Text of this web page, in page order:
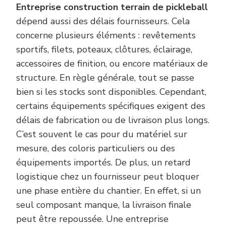
Entreprise construction terrain de pickleball
dépend aussi des délais fournisseurs. Cela
concerne plusieurs éléments : revêtements
sportifs, filets, poteaux, clôtures, éclairage,
accessoires de finition, ou encore matériaux de
structure. En règle générale, tout se passe
bien si les stocks sont disponibles. Cependant,
certains équipements spécifiques exigent des
délais de fabrication ou de livraison plus longs.
C’est souvent le cas pour du matériel sur
mesure, des coloris particuliers ou des
équipements importés. De plus, un retard
logistique chez un fournisseur peut bloquer
une phase entière du chantier. En effet, si un
seul composant manque, la livraison finale
peut être repoussée. Une entreprise